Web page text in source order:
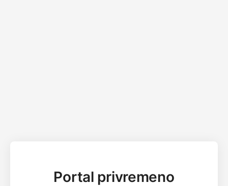
Portal privremeno